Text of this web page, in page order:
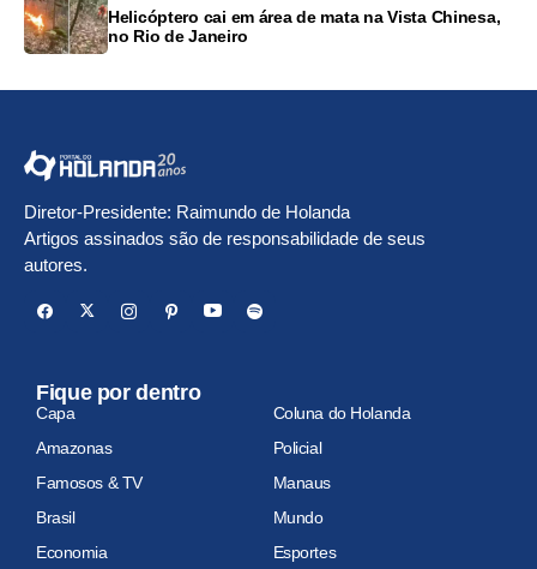
Helicóptero cai em área de mata na Vista Chinesa,
no Rio de Janeiro
Diretor-Presidente: Raimundo de Holanda
Artigos assinados são de responsabilidade de seus
autores.
Fique por dentro
Capa
Coluna do Holanda
Amazonas
Policial
Famosos & TV
Manaus
Brasil
Mundo
Economia
Esportes